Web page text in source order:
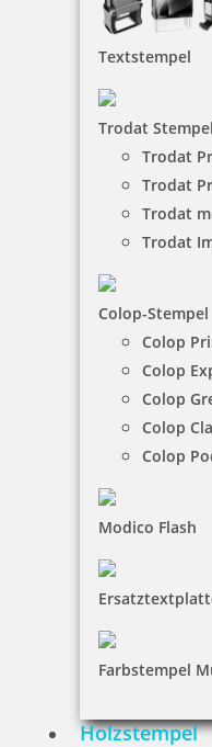
Textstempel
Trodat Stempel
Trodat
Trodat
Trodat
Trodat
Colop-Stempel
Colop
Colop
Colop
Colop
Colop
Modico Flash
Farbstempel
Holzstempel
Braille Türschilder
die allen die
Türbeschilderungen
beschränktem
auch für Sehende
ein schnelleres
€-
21 Artikel in der
Braille
Bestellen